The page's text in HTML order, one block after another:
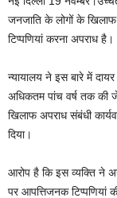
जनजाति के लोगों के
टिप्पणियां करना अपराध है।
न्यायालय ने इस बारे में
अधिकतम पांच वर्ष तक की
खिलाफ अपराध संबंधी
दिया।
आरोप है कि इस व्यक्ति ने
पर आपत्तिजनक टिप्पणियां